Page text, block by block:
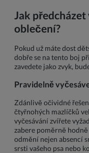
Jak
oblečení?
Pokud už máte dost
dobře se na tento boj
zavedete jako zvyk,
Pravidelně
Zdánlivě očividné
čtyřnohých mazlíčků
vyčesávání zvířete
zabere poměrně
odmění nejen absencí
srsti vašeho psa nebo